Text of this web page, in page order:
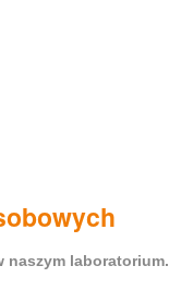
naszym laboratorium.